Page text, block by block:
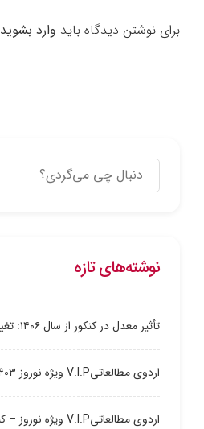
برای نوشتن دیدگاه باید وارد بشوید
نوشته‌های تازه
تأثیر معدل در کنکور از سال ۱۴۰۶: تغییر انقلابی یا چالش تازه؟
اردوی مطالعاتیV.I.P ویژه نوروز 1403
اردوی مطالعاتیV.I.P ویژه نوروز – کنکور 1402